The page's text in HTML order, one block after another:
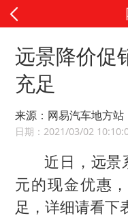
远景降价促
充足
来源：网易汽车地方站
日期：2021/03/02
近日，远景
元的现金优惠
足，详细请看下